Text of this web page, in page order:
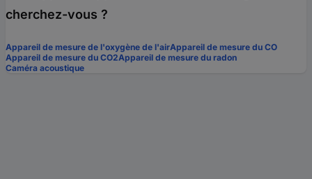
cherchez-vous ?
Appareil de mesure de l'oxygène de l'airAppareil de mesure du CO
Appareil de mesure du CO2Appareil de mesure du radon
Caméra acoustique